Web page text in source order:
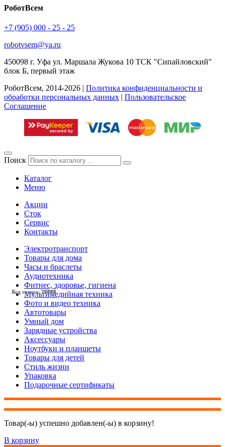
Код товара: 27530
Код товара: 28089
Код товара: 27529
Код товара: 28511
Код товара: 24937
Код товара: 27787
Код товара: 27532
Код товара: 28114
Код товара: 28005
Код товара: 28125
Код товара: 28500
Код товара: 28039
Код товара: 28076
Код товара: 28499
Код товара: 28409
Код товара: 27551
Код товара: 28408
Код товара: 28411
Код товара: 28196
Код товара: 28010
Код товара: 28407
Код товара: 28101
Код товара: 27971
Код товара: 27431
Код товара: 27365
РоботВсем
+7 (905) 000 - 25 - 25
robotvsem@ya.ru
450098 г. Уфа ул. Маршала Жукова 10 ТСК "Сипайловский"
блок Б, первый этаж
РоботВсем, 2014-2026 | Политика конфиденциальности и
обработки персональных данных | Пользовательское
Соглашение
Поиск
Каталог
Меню
Акции
Сток
Сервис
Контакты
Электротранспорт
Товары для дома
Часы и браслеты
Аудиотехника
Фитнес, здоровье, гигиена
Мультимедийная техника
Фото и видео техника
Автотовары
Умный дом
Зарядные устройства
Аксессуары
Ноутбуки и планшеты
Товары для детей
Стиль жизни
Упаковка
Подарочные сертификаты
Товар(-ы) успешно добавлен(-ы) в корзину!
В корзину